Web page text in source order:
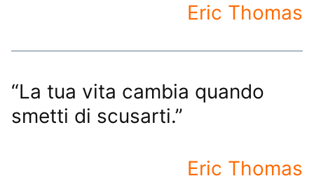
Eric Thomas
“La tua vita cambia quando
smetti di scusarti.”
Eric Thomas